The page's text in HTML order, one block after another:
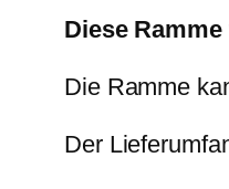
Diese
Die Ramme
Der